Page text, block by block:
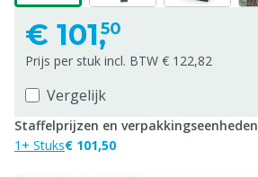
€ 101,50
Prijs per stuk incl. BTW € 122,82
Vergelijk
Staffelprijzen en verpakkingseenheden
1+ Stuks€ 101,50